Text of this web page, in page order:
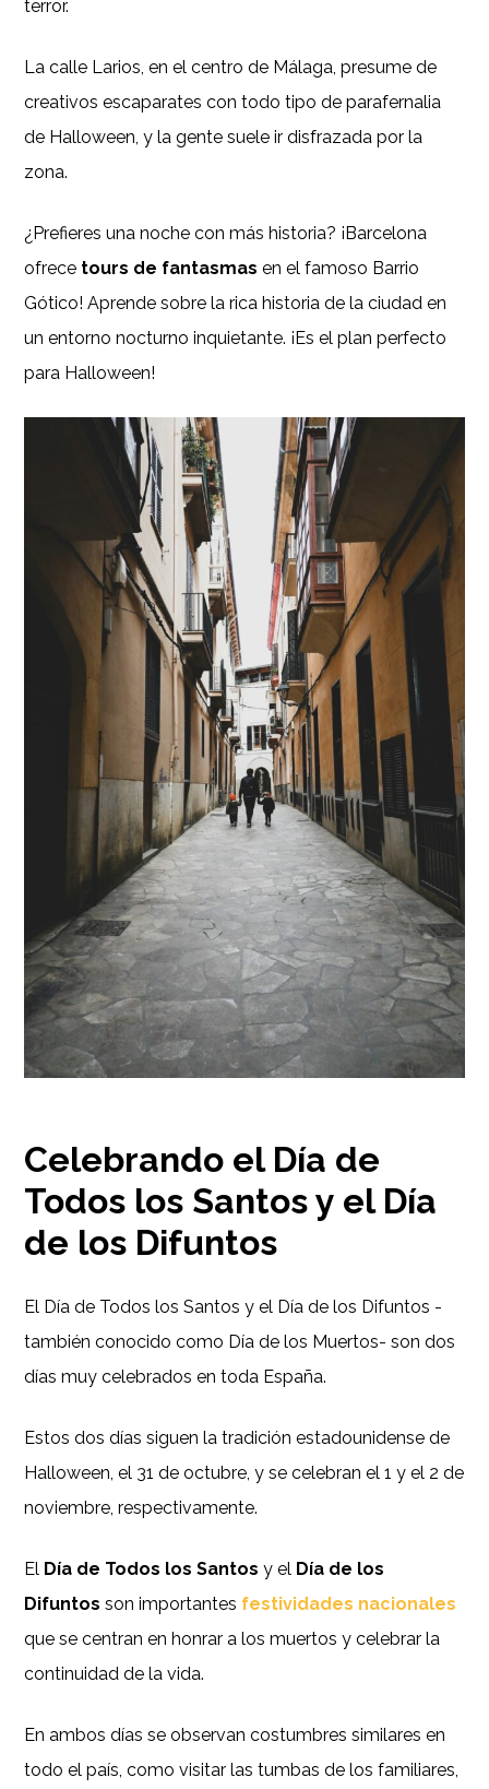
terror.
La calle Larios, en el centro de Málaga, presume de
creativos escaparates con todo tipo de parafernalia
de Halloween, y la gente suele ir disfrazada por la
zona.
¿Prefieres una noche con más historia? ¡Barcelona
ofrece tours de fantasmas en el famoso Barrio
Gótico! Aprende sobre la rica historia de la ciudad en
un entorno nocturno inquietante. ¡Es el plan perfecto
para Halloween!
Celebrando el Día de
Todos los Santos y el Día
de los Difuntos
El Día de Todos los Santos y el Día de los Difuntos -
también conocido como Día de los Muertos- son dos
días muy celebrados en toda España.
Estos dos días siguen la tradición estadounidense de
Halloween, el 31 de octubre, y se celebran el 1 y el 2 de
noviembre, respectivamente.
El Día de Todos los Santosy el Día de los
Difuntos son importantes festividades nacionales
que se centran en honrar a los muertos y celebrar la
continuidad de la vida.
En ambos días se observan costumbres similares en
todo el país, como visitar las tumbas de los familiares,